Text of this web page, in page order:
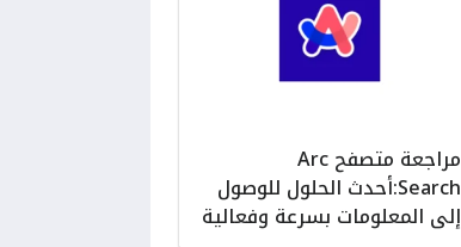
مراجعة متصفح Arc
Search:أحدث الحلول للوصول
إلى المعلومات بسرعة وفعالية